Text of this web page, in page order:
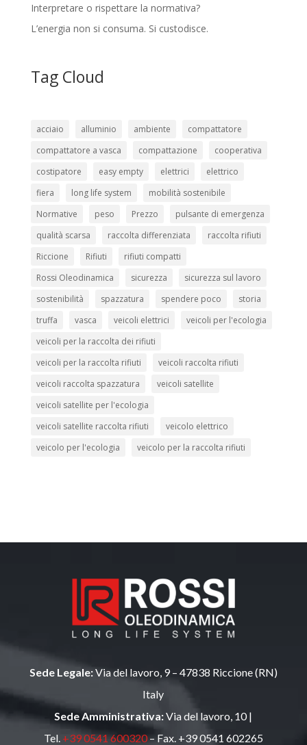
Interpretare o rispettare la normativa?
L’energia non si consuma. Si custodisce.
Tag Cloud
acciaio alluminio ambiente
compattatore
compattatore a vasca
compattazione
cooperativa
costipatore
easy empty elettrici
elettrico
fiera
long life system
mobilità sostenibile
Normative
peso Prezzo
pulsante di emergenza
qualità scarsa
raccolta differenziata
raccolta rifiuti
Riccione
Rifiuti
rifiuti compatti
Rossi Oleodinamica
sicurezza
sicurezza sul lavoro
sostenibilità
spazzatura spendere poco
storia
truffa
vasca veicoli elettrici
veicoli per l'ecologia
veicoli per la raccolta dei rifiuti
veicoli per la raccolta rifiuti
veicoli raccolta rifiuti
veicoli raccolta spazzatura
veicoli satellite
veicoli satellite per l'ecologia
veicoli satellite raccolta rifiuti
veicolo elettrico
veicolo per l'ecologia
veicolo per la raccolta rifiuti
Sede Legale:Via del lavoro, 9 – 47838 Riccione (RN)
Italy
Sede Amministrativa:Via del lavoro, 10 |
Tel. +39 0541 600320– Fax. +39 0541 602265